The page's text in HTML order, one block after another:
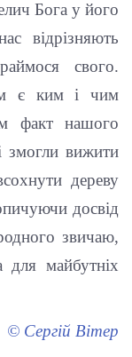
Бога у його
відрізняють
свого.
є ким і чим
факт нашого
змогли вижити
дереву
досвід
звичаю,
майбутніх
© Сергій Вітер